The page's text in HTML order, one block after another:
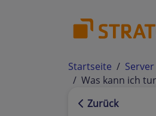
Startseite Server
Was kann ich
Zurück